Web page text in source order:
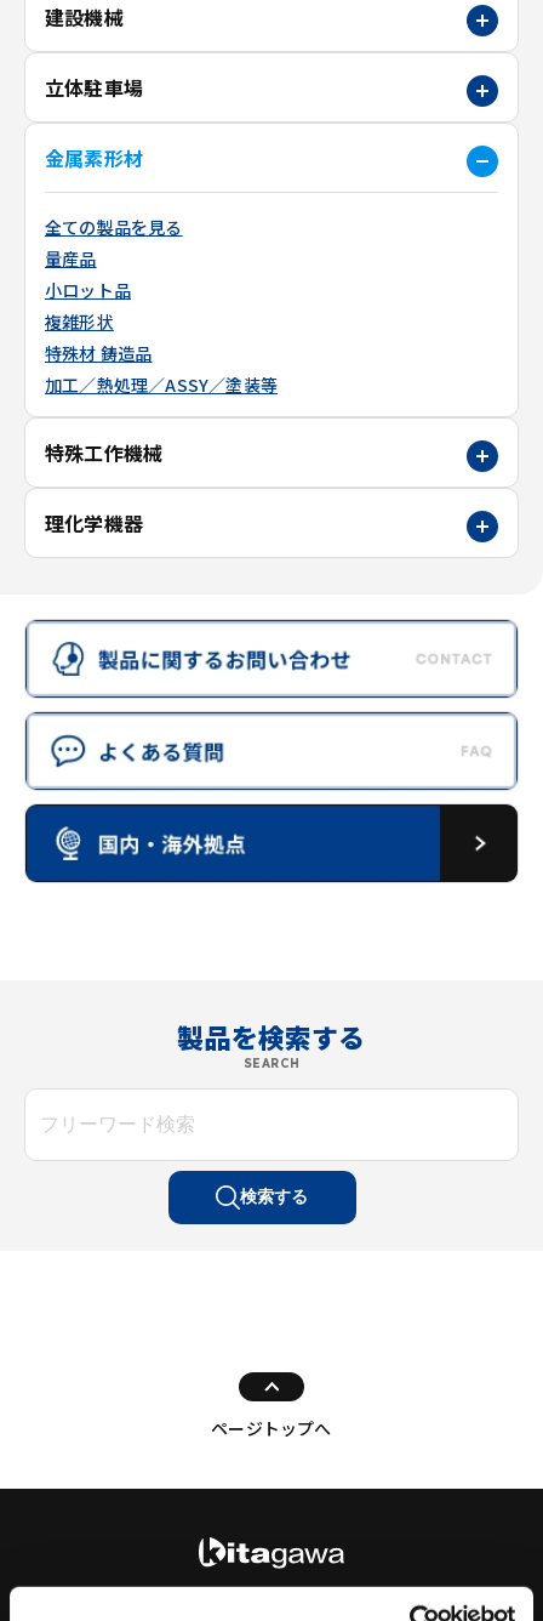
建設機械
立体駐車場
金属素形材
全ての製品を見る
量産品
小ロット品
複雑形状
特殊材 鋳造品
加工／熱処理／ASSY／塗装等
特殊工作機械
理化学機器
製品を検索する
SEARCH
検索する
ページトップへ